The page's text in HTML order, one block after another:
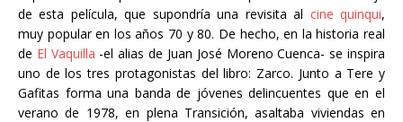
de esta película, que supondría una revisita al cine quinqui,
muy popular en los años 70 y 80. De hecho, en la historia real
de El Vaquilla -el alias de Juan José Moreno Cuenca- se inspira
uno de los tres protagonistas del libro: Zarco. Junto a Tere y
Gafitas forma una banda de jóvenes delincuentes que en el
verano de 1978, en plena Transición, asaltaba viviendas en